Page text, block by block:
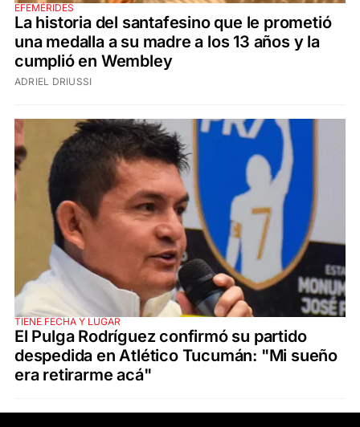
EFEMÉRIDES
La historia del santafesino que le prometió
una medalla a su madre a los 13 años y la
cumplió en Wembley
ADRIEL DRIUSSI
TIENE FECHA Y LUGAR
El Pulga Rodríguez confirmó su partido
despedida en Atlético Tucumán: "Mi sueño
era retirarme acá"